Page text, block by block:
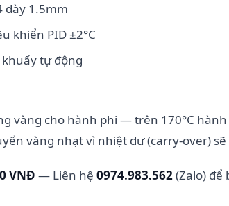
dày 1.5mm
khiển PID ±2°C
tự động
vàng cho hành phi — trên 170°C
vàng nhạt vì nhiệt dư (carry-over)
VNĐ — Liên hệ 0974.983.562(Zalo) để